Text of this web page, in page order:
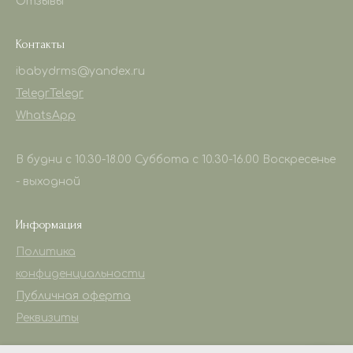
Контакты
ibabydrms@yandex.ru
Telegr Telegr
WhatsApp
В будни с 10.30-18.00 Суббота с 10.30-16.00 Воскресенье
- выходной
Информация
Политика
конфиденциальности
Публичная оферта
Реквизиты